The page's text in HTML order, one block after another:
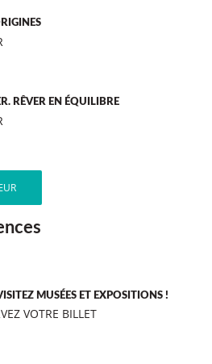
RÊVER EN ÉQUILIBRE
VISITEZ MUSÉES ET EXPOSITIONS !
VOTRE BILLET